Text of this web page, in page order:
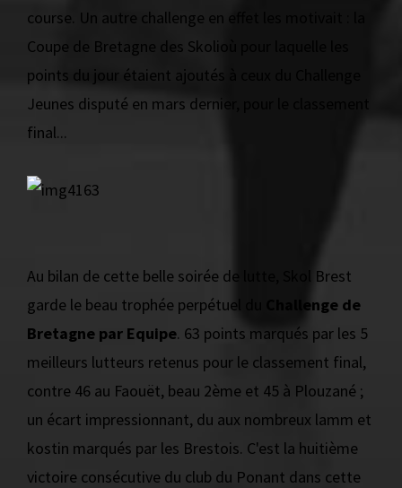
course. Un autre challenge en effet les motivait : la
Coupe de Bretagne des Skolioù pour laquelle les
points du jour étaient ajoutés à ceux du Challenge
Jeunes disputé en mars dernier, pour le classement
final...
Au bilan de cette belle soirée de lutte, Skol Brest
garde le beau trophée perpétuel du
Challenge de
Bretagne par Equipe. 63 points marqués par les 5
meilleurs lutteurs retenus pour le classement final,
contre 46 au Faouët, beau 2ème et 45 à Plouzané ;
un écart impressionnant, du aux nombreux lamm et
kostin marqués par les Brestois. C'est la huitième
victoire consécutive du club du Ponant dans cette